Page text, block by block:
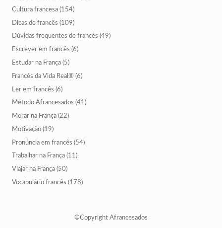
Cultura francesa (154)
Dicas de francês (109)
Dúvidas frequentes de francês (49)
Escrever em francês (6)
Estudar na França (5)
Francês da Vida Real® (6)
Ler em francês (6)
Método Afrancesados (41)
Morar na França (22)
Motivação (19)
Pronúncia em francês (54)
Trabalhar na França (11)
Viajar na França (50)
Vocabulário francês (178)
©Copyright Afrancesados